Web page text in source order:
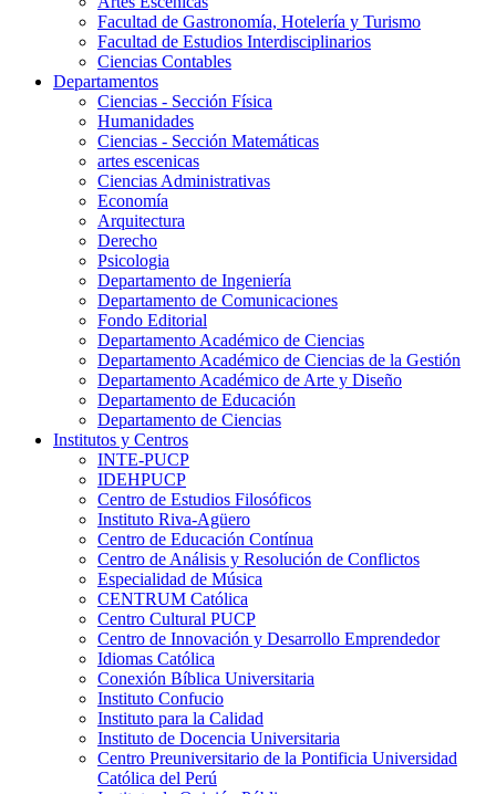
Facultad de Gastronomía, Hotelería y Turismo
Facultad de Estudios Interdisciplinarios
Ciencias Contables
Departamentos
Ciencias - Sección Física
Humanidades
Ciencias - Sección Matemáticas
artes escenicas
Ciencias Administrativas
Economía
Arquitectura
Derecho
Psicologia
Departamento de Ingeniería
Departamento de Comunicaciones
Fondo Editorial
Departamento Académico de Ciencias
Departamento Académico de Ciencias de la Gestión
Departamento Académico de Arte y Diseño
Departamento de Educación
Departamento de Ciencias
Institutos y Centros
INTE-PUCP
IDEHPUCP
Centro de Estudios Filosóficos
Instituto Riva-Agüero
Centro de Educación Contínua
Centro de Análisis y Resolución de Conflictos
Especialidad de Música
CENTRUM Católica
Centro Cultural PUCP
Centro de Innovación y Desarrollo Emprendedor
Idiomas Católica
Conexión Bíblica Universitaria
Instituto Confucio
Instituto para la Calidad
Instituto de Docencia Universitaria
Centro Preuniversitario de la Pontificia Universidad
Católica del Perú